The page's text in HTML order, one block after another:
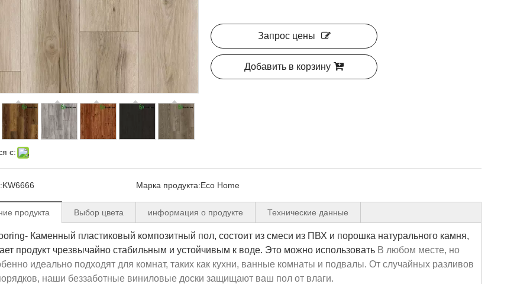
с:
Запрос цены
Добавить в корзину
KW6666 Марка продукта:Eco Home
продукта Выбор цвета информация о продукте Технические данные
Каменный пластиковый композитный пол, состоит из смеси из ПВХ и порошка натурального камня,
продукт чрезвычайно стабильным и устойчивым к воде. Это можно использовать В любом месте, но
идеально подходят для комнат, таких как кухни, ванные комнаты и подвалы. От случайных разливов
наши беззаботные виниловые доски защищают ваш пол от влаги.